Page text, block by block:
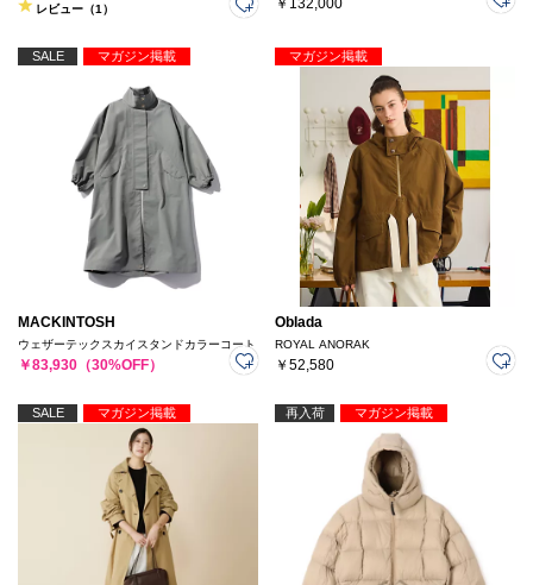
レビュー（1） ￥132,000
SALE マガジン掲載
MACKINTOSH
ウェザーテックスカイスタンドカラーコート
￥83,930（30%OFF）
マガジン掲載
Oblada
ROYAL ANORAK
￥52,580
SALE マガジン掲載 再入荷 マガジン掲載